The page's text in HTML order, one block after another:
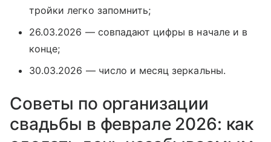
тройки легко запомнить;
26.03.2026 — совпадают цифры в начале и в
конце;
30.03.2026 — число и месяц зеркальны.
Советы по организации
свадьбы в феврале 2026: как